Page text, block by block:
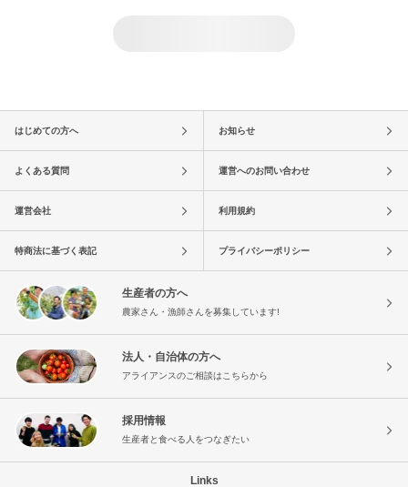
はじめての方へ お知らせ
よくある質問 運営へのお問い合わせ
運営会社 利用規約
特商法に基づく表記 プライバシーポリシー
生産者の方へ
農家さん・漁師さんを募集しています!
法人・自治体の方へ
アライアンスのご相談はこちらから
採用情報
生産者と食べる人をつなぎたい
Links